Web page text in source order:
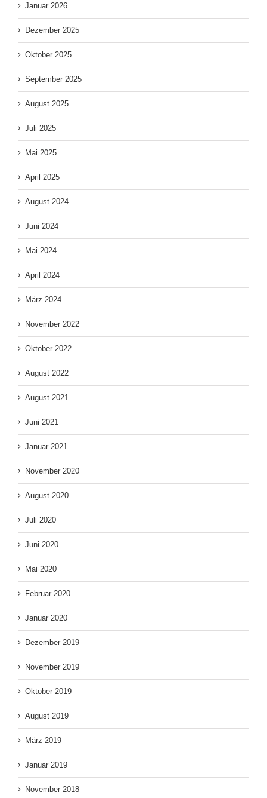
Januar 2026
Dezember 2025
Oktober 2025
September 2025
August 2025
Juli 2025
Mai 2025
April 2025
August 2024
Juni 2024
Mai 2024
April 2024
März 2024
November 2022
Oktober 2022
August 2022
August 2021
Juni 2021
Januar 2021
November 2020
August 2020
Juli 2020
Juni 2020
Mai 2020
Februar 2020
Januar 2020
Dezember 2019
November 2019
Oktober 2019
August 2019
März 2019
Januar 2019
November 2018